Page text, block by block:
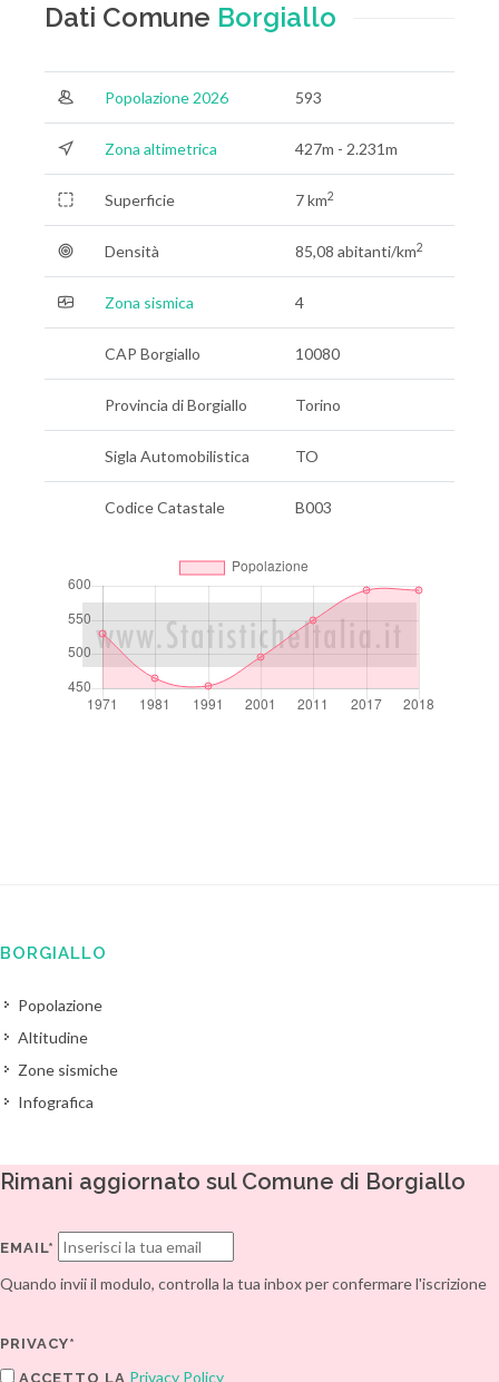
Dati Comune Borgiallo
Popolazione 2026 593
Zona altimetrica 427m - 2.231m
Superficie 7 km2
Densità 85,08 abitanti/km2
Zona sismica 4
CAP Borgiallo 10080
Provincia di Borgiallo Torino
Sigla Automobilistica TO
Codice Catastale B003
BORGIALLO
Popolazione
Altitudine
Zone sismiche
Infografica
Rimani aggiornato sul Comune di Borgiallo
EMAIL*
Quando invii il modulo, controlla la tua inbox per confermare l'iscrizione
PRIVACY*
ACCETTO LA Privacy Policy